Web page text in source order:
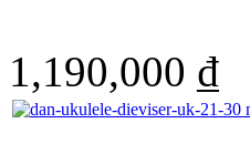
1,190,000 ₫